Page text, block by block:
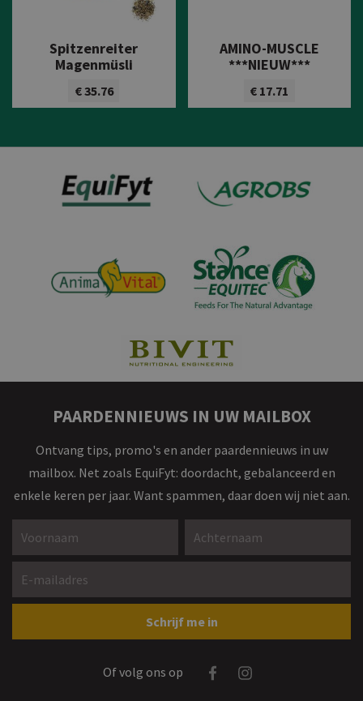
Spitzenreiter
Magenmüsli
€ 35.76
Bekijk product
AMINO-MUSCLE
***NIEUW***
€ 17.71
Bekijk product
PAARDENNIEUWS IN UW MAILBOX
Ontvang tips, promo's en ander paardennieuws in uw
mailbox. Net zoals EquiFyt: doordacht, gebalanceerd en
enkele keren per jaar. Want spammen, daar doen wij niet aan.
Gelieve dit veld leeg te laten
Schrijf me in
Of volg ons op Facebook